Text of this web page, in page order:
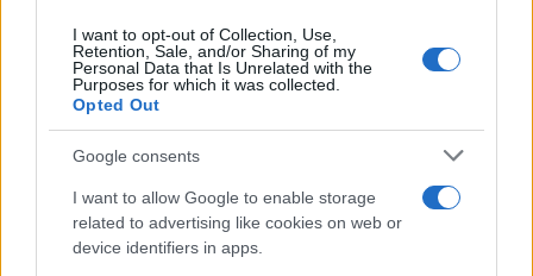
I want to opt-out of Collection, Use,
Retention, Sale, and/or Sharing of my
Personal Data that Is Unrelated with the
Purposes for which it was collected.
Opted Out
Google consents
I want to allow Google to enable storage
related to advertising like cookies on web or
device identifiers in apps.